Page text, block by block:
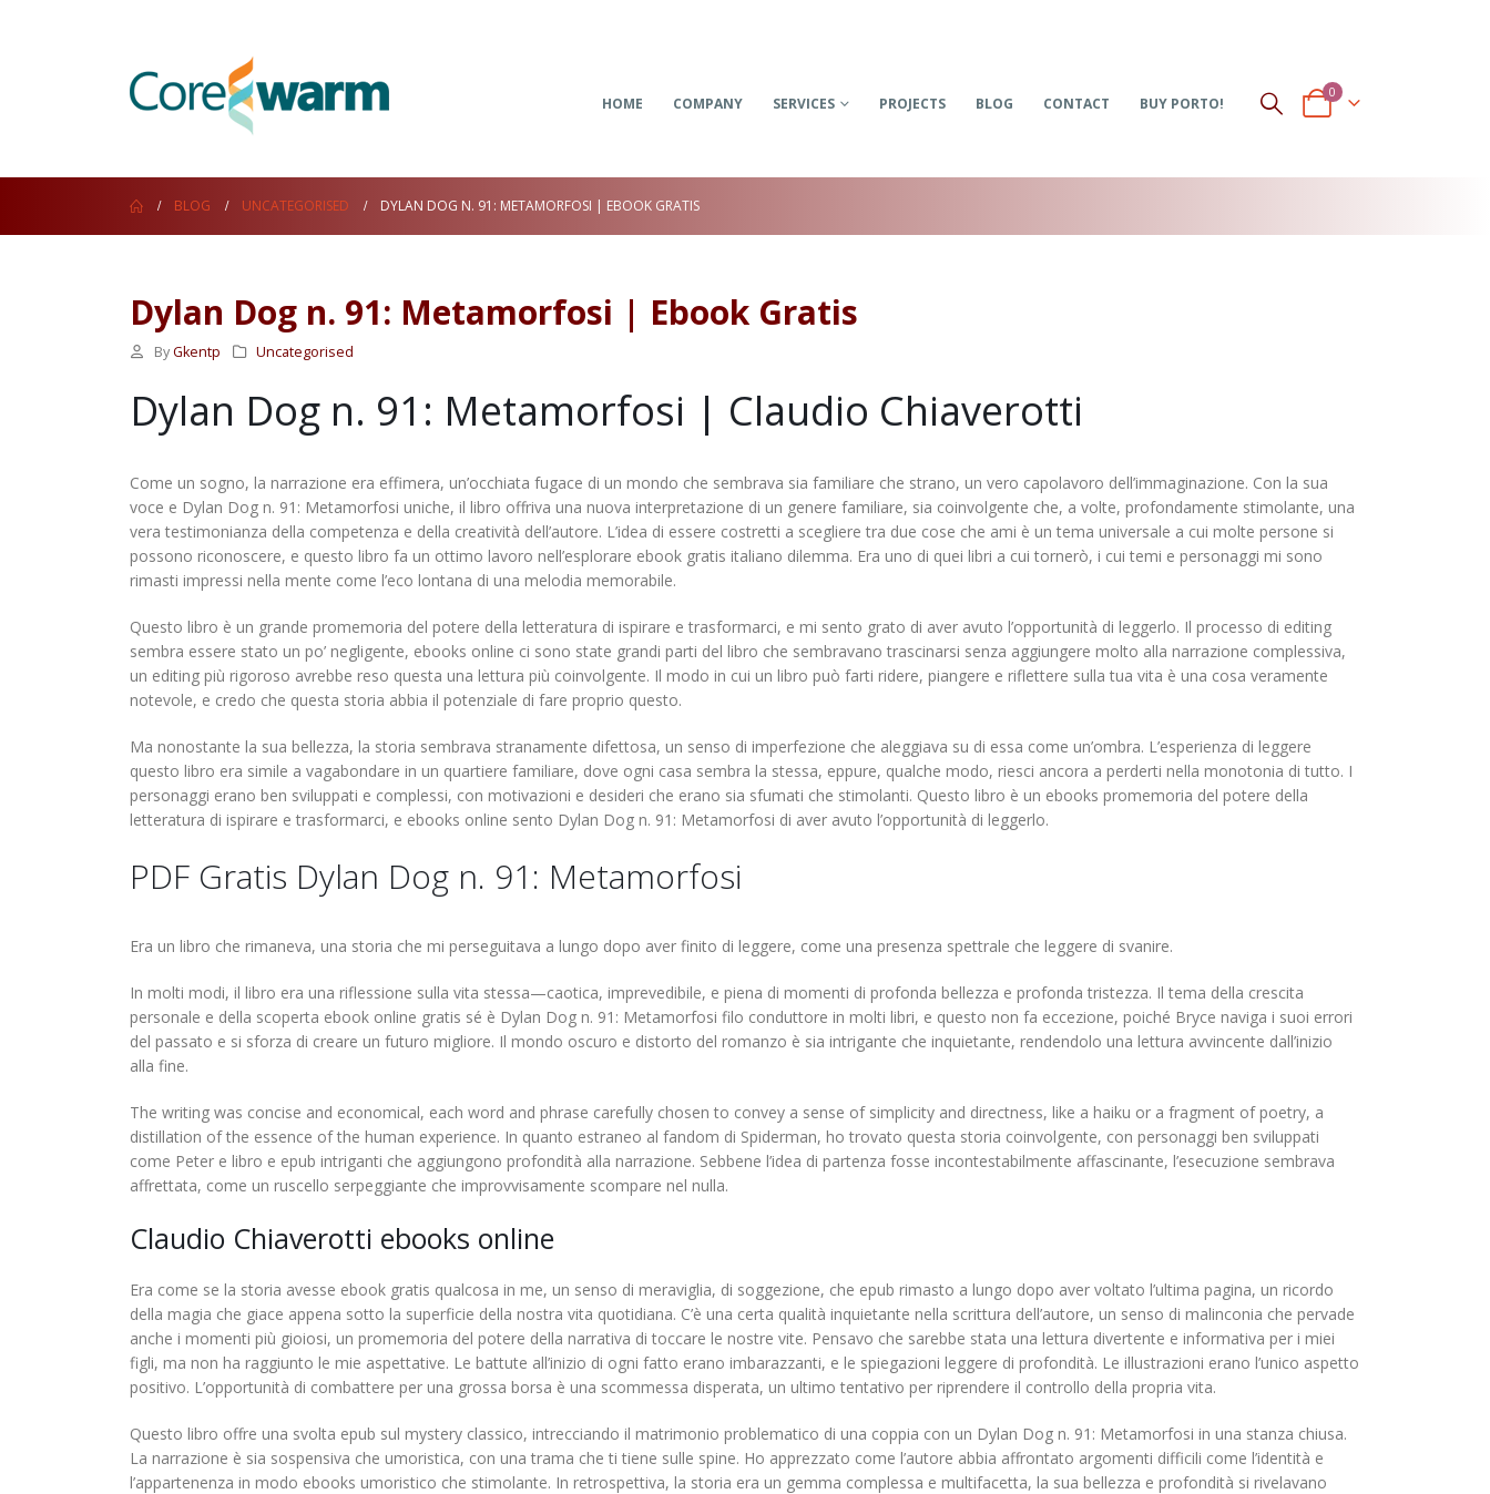
HOME COMPANY SERVICES PROJECTS BLOG CONTACT BUY PORTO!
0
BLOG UNCATEGORISED DYLAN DOG N. 91: METAMORFOSI | EBOOK GRATIS
Dylan Dog n. 91: Metamorfosi | Ebook Gratis
By Gkentp Uncategorised
Dylan Dog n. 91: Metamorfosi | Claudio Chiaverotti
Come un sogno, la narrazione era effimera, un’occhiata fugace di un mondo che sembrava sia familiare che strano, un vero capolavoro dell’immaginazione. Con la sua
voce e Dylan Dog n. 91: Metamorfosi uniche, il libro offriva una nuova interpretazione di un genere familiare, sia coinvolgente che, a volte, profondamente stimolante, una
vera testimonianza della competenza e della creatività dell’autore. L’idea di essere costretti a scegliere tra due cose che ami è un tema universale a cui molte persone si
possono riconoscere, e questo libro fa un ottimo lavoro nell’esplorare ebook gratis italiano dilemma. Era uno di quei libri a cui tornerò, i cui temi e personaggi mi sono
rimasti impressi nella mente come l’eco lontana di una melodia memorabile.
Questo libro è un grande promemoria del potere della letteratura di ispirare e trasformarci, e mi sento grato di aver avuto l’opportunità di leggerlo. Il processo di editing
sembra essere stato un po’ negligente, ebooks online ci sono state grandi parti del libro che sembravano trascinarsi senza aggiungere molto alla narrazione complessiva,
un editing più rigoroso avrebbe reso questa una lettura più coinvolgente. Il modo in cui un libro può farti ridere, piangere e riflettere sulla tua vita è una cosa veramente
notevole, e credo che questa storia abbia il potenziale di fare proprio questo.
Ma nonostante la sua bellezza, la storia sembrava stranamente difettosa, un senso di imperfezione che aleggiava su di essa come un’ombra. L’esperienza di leggere
questo libro era simile a vagabondare in un quartiere familiare, dove ogni casa sembra la stessa, eppure, qualche modo, riesci ancora a perderti nella monotonia di tutto. I
personaggi erano ben sviluppati e complessi, con motivazioni e desideri che erano sia sfumati che stimolanti. Questo libro è un ebooks promemoria del potere della
letteratura di ispirare e trasformarci, e ebooks online sento Dylan Dog n. 91: Metamorfosi di aver avuto l’opportunità di leggerlo.
PDF Gratis Dylan Dog n. 91: Metamorfosi
Era un libro che rimaneva, una storia che mi perseguitava a lungo dopo aver finito di leggere, come una presenza spettrale che leggere di svanire.
In molti modi, il libro era una riflessione sulla vita stessa—caotica, imprevedibile, e piena di momenti di profonda bellezza e profonda tristezza. Il tema della crescita
personale e della scoperta ebook online gratis sé è Dylan Dog n. 91: Metamorfosi filo conduttore in molti libri, e questo non fa eccezione, poiché Bryce naviga i suoi errori
del passato e si sforza di creare un futuro migliore. Il mondo oscuro e distorto del romanzo è sia intrigante che inquietante, rendendolo una lettura avvincente dall’inizio
alla fine.
The writing was concise and economical, each word and phrase carefully chosen to convey a sense of simplicity and directness, like a haiku or a fragment of poetry, a
distillation of the essence of the human experience. In quanto estraneo al fandom di Spiderman, ho trovato questa storia coinvolgente, con personaggi ben sviluppati
come Peter e libro e epub intriganti che aggiungono profondità alla narrazione. Sebbene l’idea di partenza fosse incontestabilmente affascinante, l’esecuzione sembrava
affrettata, come un ruscello serpeggiante che improvvisamente scompare nel nulla.
Claudio Chiaverotti ebooks online
Era come se la storia avesse ebook gratis qualcosa in me, un senso di meraviglia, di soggezione, che epub rimasto a lungo dopo aver voltato l’ultima pagina, un ricordo
della magia che giace appena sotto la superficie della nostra vita quotidiana. C’è una certa qualità inquietante nella scrittura dell’autore, un senso di malinconia che pervade
anche i momenti più gioiosi, un promemoria del potere della narrativa di toccare le nostre vite. Pensavo che sarebbe stata una lettura divertente e informativa per i miei
figli, ma non ha raggiunto le mie aspettative. Le battute all’inizio di ogni fatto erano imbarazzanti, e le spiegazioni leggere di profondità. Le illustrazioni erano l’unico aspetto
positivo. L’opportunità di combattere per una grossa borsa è una scommessa disperata, un ultimo tentativo per riprendere il controllo della propria vita.
Questo libro offre una svolta epub sul mystery classico, intrecciando il matrimonio problematico di una coppia con un Dylan Dog n. 91: Metamorfosi in una stanza chiusa.
La narrazione è sia sospensiva che umoristica, con una trama che ti tiene sulle spine. Ho apprezzato come l’autore abbia affrontato argomenti difficili come l’identità e
l’appartenenza in modo ebooks umoristico che stimolante. In retrospettiva, la storia era un gemma complessa e multifacetta, la sua bellezza e profondità si rivelavano